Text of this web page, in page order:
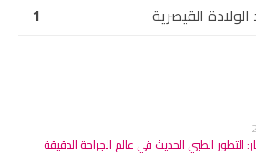
القيصرية
1
التطور الطبي الحديث في عالم الجراحة الدقيقة